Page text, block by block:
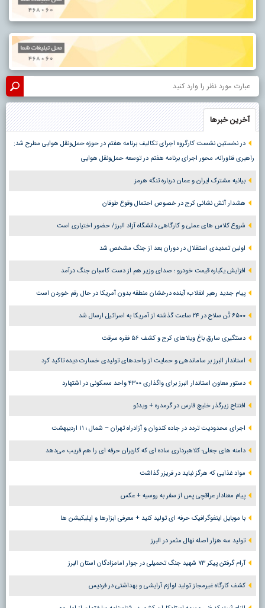
آخرین خبرها
در نخستین نشست کارگروه اجرای تکالیف برنامه هفتم در حوزه حمل‌ونقل هوایی مطرح شد:
راهبری فناورانه، محور اجرای برنامه هفتم در توسعه حمل‌ونقل هوایی
بیانیه مشترک ایران و عمان درباره تنگه هرمز
هشدار آتش نشانی کرج در خصوص احتمال وقوع طوفان
شروع کلاس های عملی و کارگاهی دانشگاه آزاد البرز/ حضور اختیاری است
اولین تمدیدی استقلال در دوران بعد از جنگ مشخص شد
افزایش یکباره قیمت خودرو ؛ صدای وزیر هم از دست کاسبان جنگ درآمد
پیام جدید رهبر انقلاب؛ آینده درخشان منطقه بدون آمریکا در حال رقم خوردن است
۶۵۰۰ تُن سلاح در ۲۴ ساعت گذشته از آمریکا به اسرائیل ارسال شد
دستگیری سارق باغ ویلاهای کرج و کشف ۵۶ فقره سرقت
استاندار البرز بر ساماندهی و حمایت از واحدهای تولیدی خسارت دیده تاکید کرد
دستور معاون استاندار البرز برای واگذاری ۴۳۰۰ واحد مسکونی در اشتهارد
افتتاح زیرگذر خلیج فارس در گرمدره + ویدئو
اجرای محدودیت تردد در جاده کندوان و آزادراه تهران – شمال ؛ ١١ اردیبهشت
دامنه های جعلی؛ کلاهبرداری ساده ای که کاربران حرفه ای را هم فریب می‌دهد
مواد غذایی که هرگز نباید در فریزر گذاشت
پیام معنادار عراقچی پس از سفر به روسیه + عکس
با موبایل اینفوگرافیک حرفه ای تولید کنید + معرفی ابزارها و اپلیکیشن ها
تولید سه هزار اصله نهال مثمر در البرز
آرام گرفتن پیکر ۷۳ شهید جنگ تحمیلی در جوار امامزادگان استان البرز
کشف کارگاه غیرمجاز تولید لوازم آرایشی و بهداشتی در فردیس